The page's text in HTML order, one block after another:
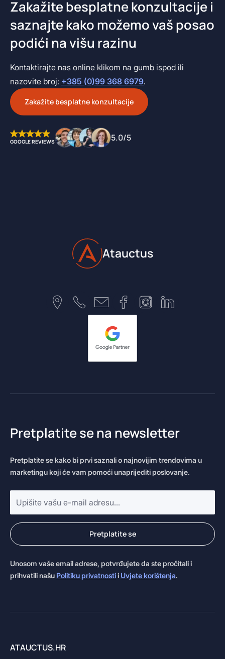
Zakažite besplatne konzultacije i
saznajte kako možemo vaš posao
podići na višu razinu
Kontaktirajte nas online klikom na gumb ispod ili
nazovite broj: +385 (0)99 368 6979.
Zakažite besplatne konzultacije
GOOGLE REVIEWS 5.0/5
Atauctus
Pretplatite se na newsletter
Pretplatite se kako bi prvi saznali o najnovijim trendovima u
marketingu koji će vam pomoći unaprijediti poslovanje.
E-
mail
adresa
*
Pretplatite se
Unosom vaše email adrese, potvrđujete da ste pročitali i
prihvatili našu Politiku privatnostii Uvjete korištenja.
ATAUCTUS.HR